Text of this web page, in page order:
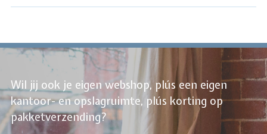
Wil jij ook je eigen webshop, plús een eigen
kantoor- en opslagruimte, plús korting op
pakketverzending?